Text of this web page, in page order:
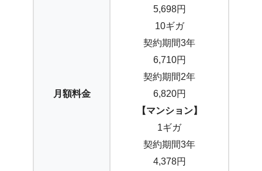
月額料金
5,698円
10ギガ
契約期間3年
6,710円
契約期間2年
6,820円
【マンション】
1ギガ
契約期間3年
4,378円